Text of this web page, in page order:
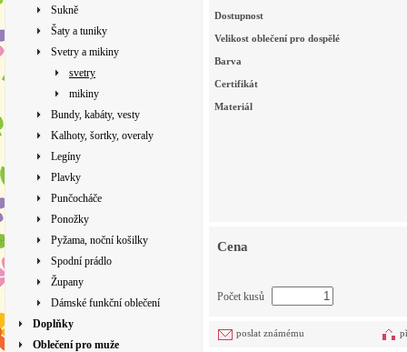
Sukně
Šaty a tuniky
Svetry a mikiny
svetry
mikiny
Bundy, kabáty, vesty
Kalhoty, šortky, overaly
Legíny
Plavky
Punčocháče
Ponožky
Pyžama, noční košilky
Spodní prádlo
Župany
Dámské funkční oblečení
Doplňky
Oblečení pro muže
Dostupnost
Velikost oblečení pro dospělé
Barva
Certifikát
Materiál
Cena
Počet kusů
poslat známému